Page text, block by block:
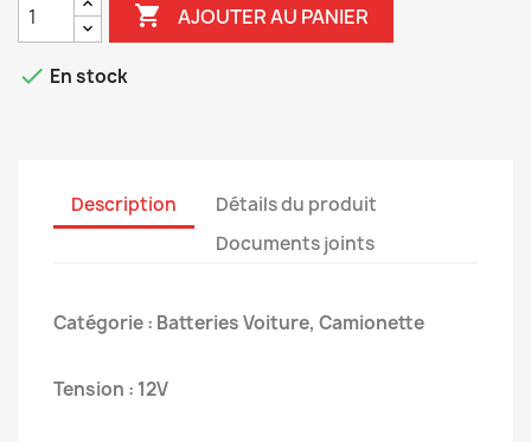
 AJOUTER AU PANIER
 En stock
Description
Détails du produit
Documents joints
Catégorie : Batteries Voiture, Camionette
Tension : 12V